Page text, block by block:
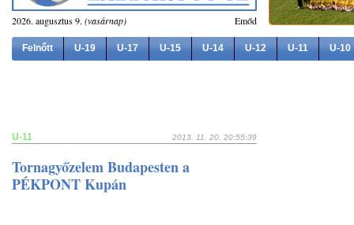
2026. augusztus 9. (vasárnap) Emőd
Felnőtt U-19 U-17 U-15 U-14 U-12 U-11 U-10
U-11 2013. 11. 20. 20:55:39
Tornagyőzelem Budapesten a
PÉKPONT Kupán